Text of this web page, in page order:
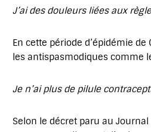
J’ai des douleurs liées aux
En cette période d’épidémie
les antispasmodiques comme
Je n’ai plus de pilule
Selon le décret paru au